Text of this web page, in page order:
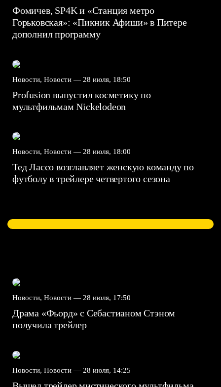
Фомичев, SP4K и «Станция метро
Горьковская»: «Пикник Афиши» в Питере
дополнил программу
Новости, Новости — 28 июля, 18:50
Profusion выпустил косметику по
мультфильмам Nickelodeon
Новости, Новости — 28 июля, 18:00
Тед Лассо возглавляет женскую команду по
футболу в трейлере четвертого сезона
Новости, Новости — 28 июля, 17:50
Драма «Фьорд» с Себастианом Стэном
получила трейлер
Новости, Новости — 28 июля, 14:25